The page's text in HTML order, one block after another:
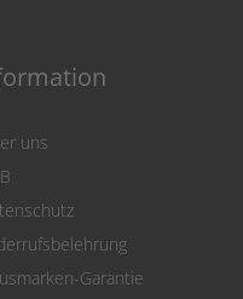
uns
Garantie